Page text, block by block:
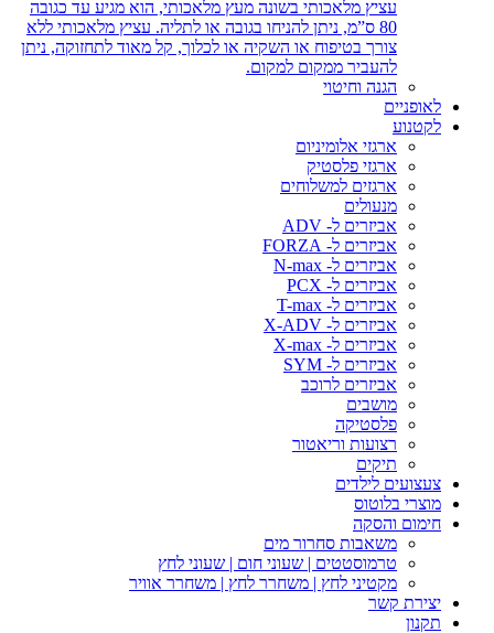
עציץ מלאכותי בשונה מעץ מלאכותי, הוא מגיע עד כגובה
80 ס”מ, ניתן להניחו בגובה או לתליה. עציץ מלאכותי ללא
צורך בטיפוח או השקיה או לכלוך, קל מאוד לתחזוקה, ניתן
להעביר ממקום למקום.
הגנה וחיטוי
לאופניים
לקטנוע
ארגזי אלומיניום
ארגזי פלסטיק
ארגזים למשלוחים
מנעולים
אביזרים ל- ADV
אביזרים ל- FORZA
אביזרים ל- N-max
אביזרים ל- PCX
אביזרים ל- T-max
אביזרים ל- X-ADV
אביזרים ל- X-max
אביזרים ל- SYM
אביזרים לרוכב
מושבים
פלסטיקה
רצועות וריאטור
תיקים
צעצועים לילדים
מוצרי בלוטוס
חימום והסקה
משאבות סחרור מים
טרמוסטטים | שעוני חום | שעוני לחץ
מקטיני לחץ | משחרר לחץ | משחרר אוויר
יצירת קשר
תקנון